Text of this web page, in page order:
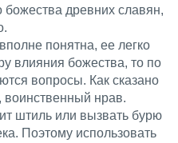
божества древних славян,
понятна, ее легко
влияния божества, то по
вопросы. Как сказано
воинственный нрав.
штиль или вызвать бурю
Поэтому использовать